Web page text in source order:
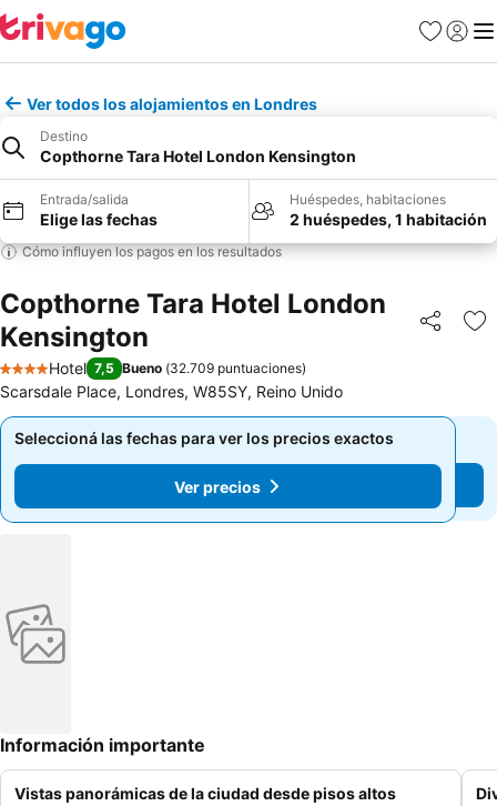
Favoritos
Iniciar
Ver todos los alojamientos en Londres
Destino
Copthorne Tara Hotel London Kensington
Entrada/salida
Elige las fechas
Huéspedes, habitaciones
2 huéspedes, 1 habitación
Cómo influyen los pagos en los resultados
Copthorne Tara Hotel London
Kensington
Compartir
4 Estrellas
Hotel 7,5 Bueno (32.709 puntuaciones)
Scarsdale Place, Londres, W85SY, Reino Unido
Seleccioná las fechas para ver los precios exactos
Ver precios
Seleccioná las fechas para ver los precios exactos
Ver precios
Información importante
Vistas panorámicas de la ciudad desde pisos altos